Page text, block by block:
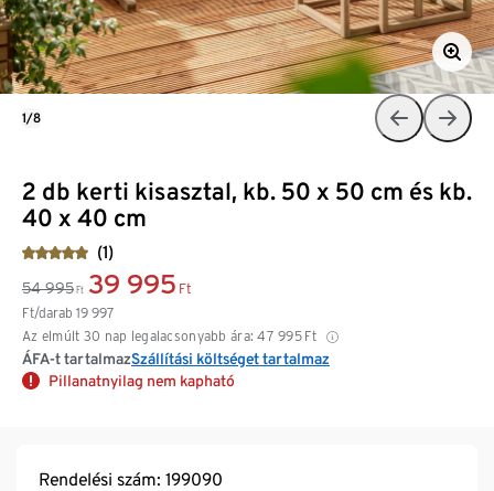
2 db kerti kisasztal, kb. 50 x 50 cm és kb.
40 x 40 cm
(1)
54 995 Ft 39 995 Ft
Ft/darab 19 997
Az elmúlt 30 nap legalacsonyabb ára: 47 995 Ft
ÁFA-t tartalmazSzállítási költséget tartalmaz
Pillanatnyilag nem kapható
1/8
Rendelési szám: 199090